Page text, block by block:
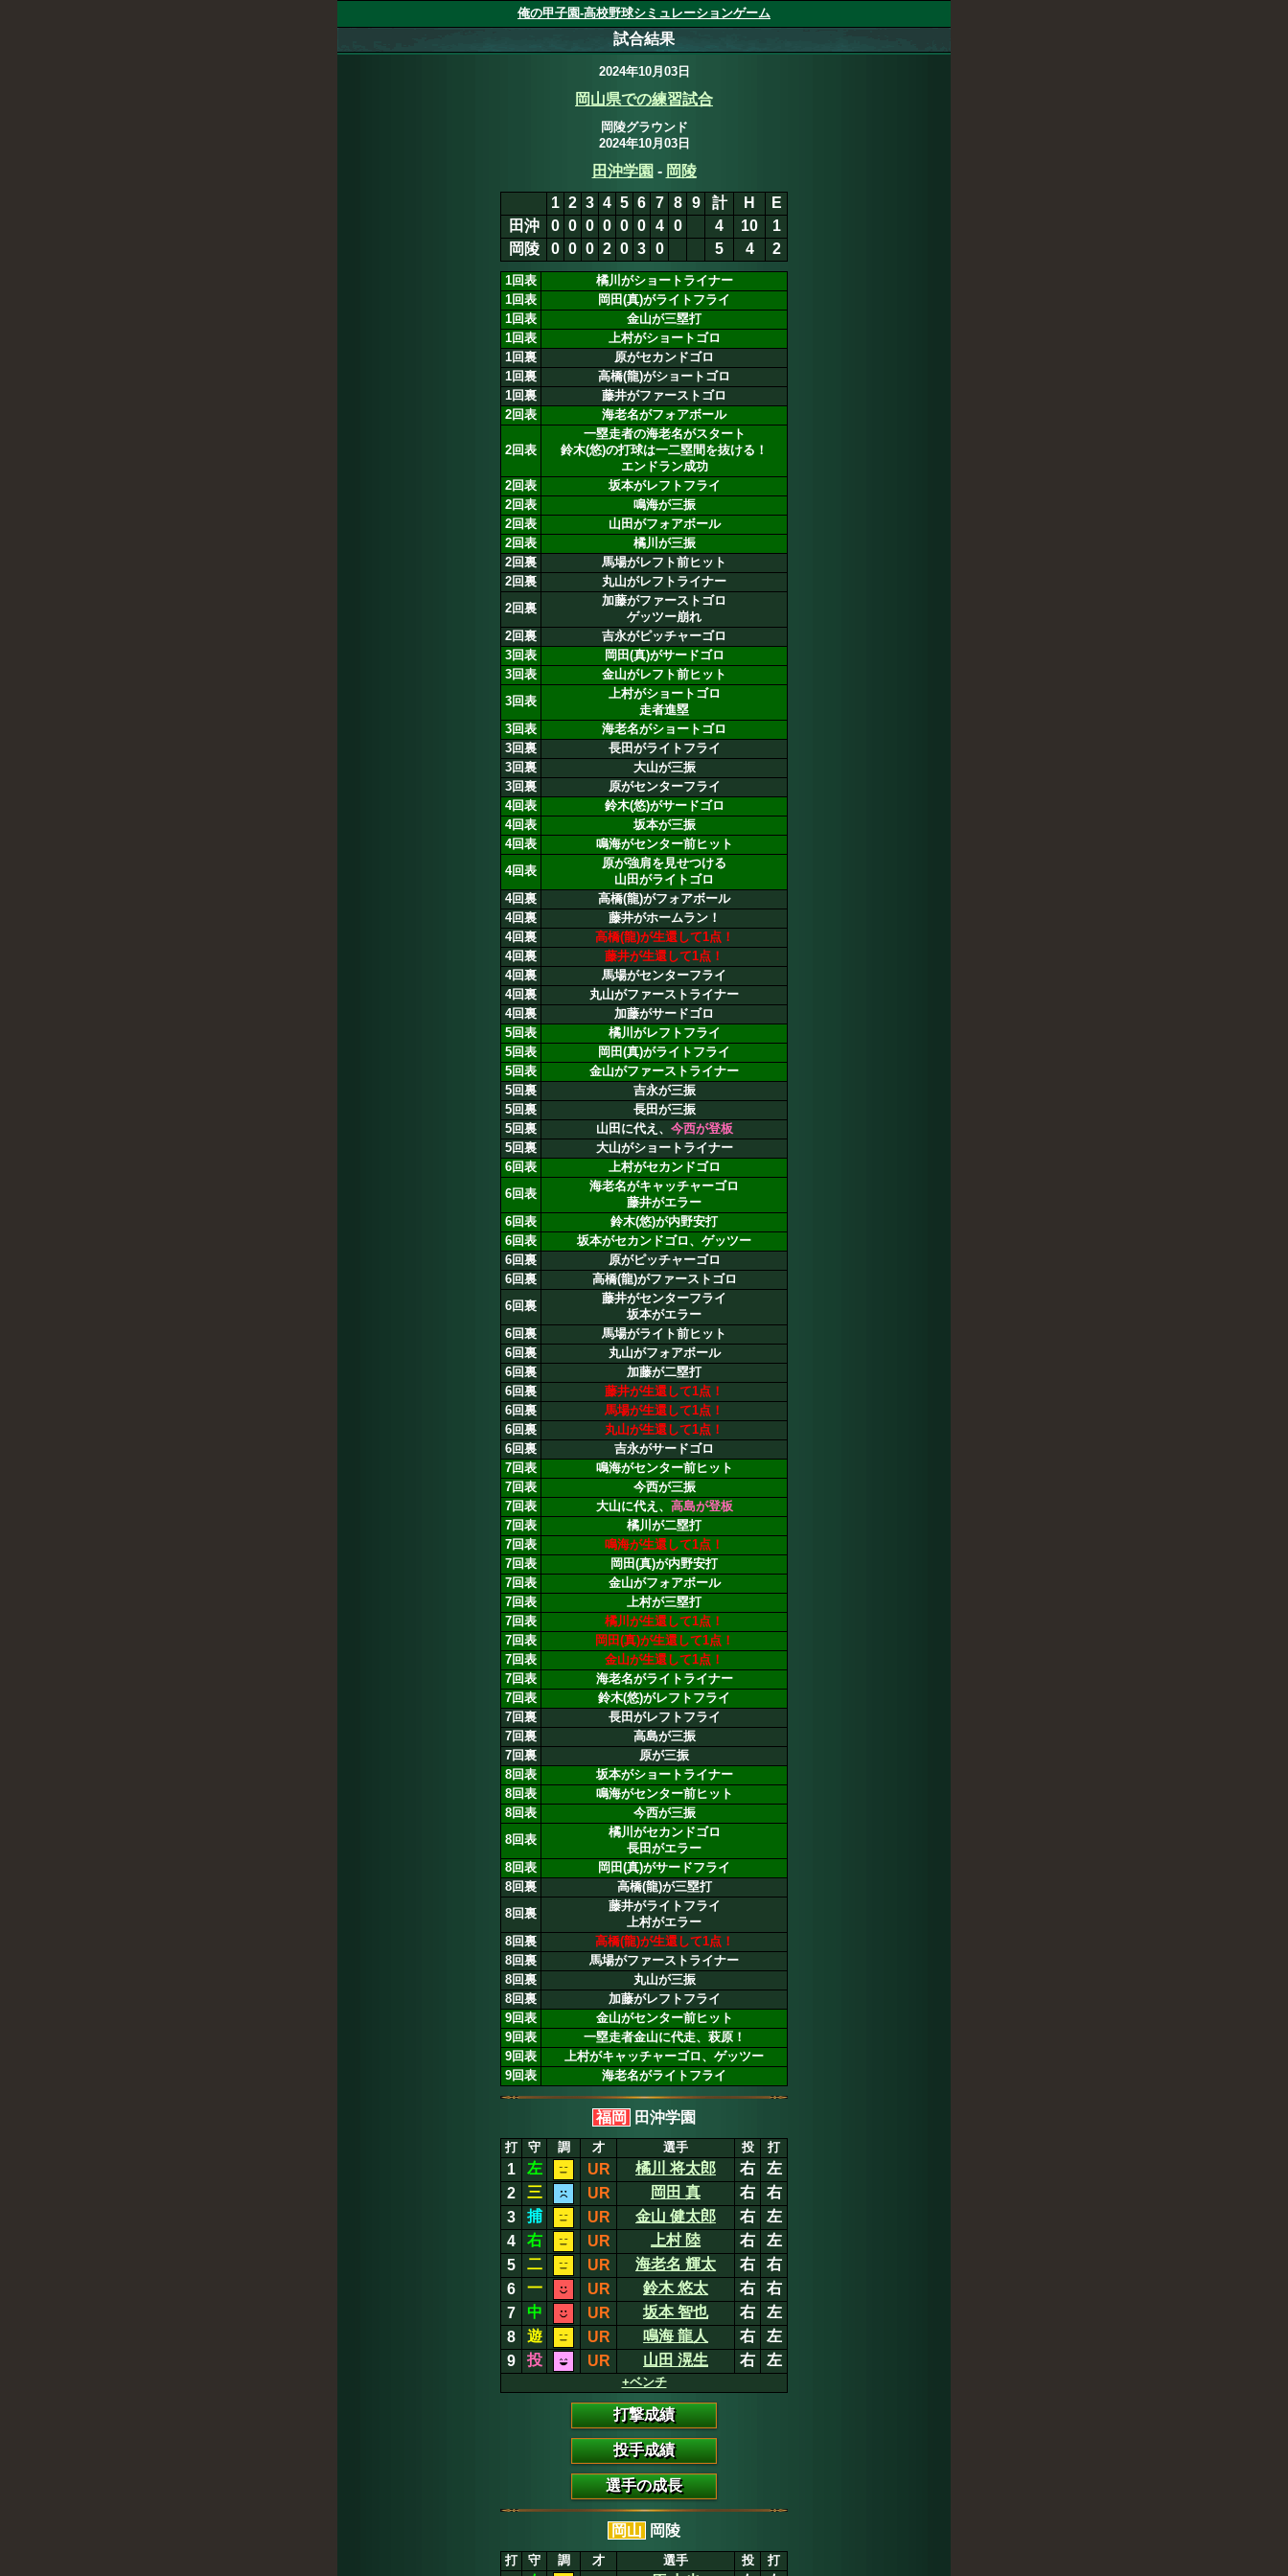
俺の甲子園-高校野球シミュレーションゲーム
試合結果
2024年10月03日
岡山県での練習試合
岡陵グラウンド
2024年10月03日
田沖学園 - 岡陵
1 2 3 4 5 6 7 8 9 計 H
E
田沖
0 0 0 0 0 0 4 0 4 11
2
岡陵
0 0 0 2 0 3 0 6 5 2
1回表
橘川がショートライナー
1回表
岡田(真)がライトフライ
1回表
金山が三塁打
1回表
上村がショートゴロ
1回裏
原がセカンドゴロ
1回裏
高橋(龍)がショートゴロ
1回裏
藤井がファーストゴロ
2回表
海老名がフォアボール
2回表
一塁走者の海老名がスタート
鈴木(悠)の打球は一二塁間を抜ける！
エンドラン成功
2回表
坂本がレフトフライ
2回表
鳴海が三振
2回表
山田がフォアボール
2回表
橘川が三振
2回裏
馬場がレフト前ヒット
2回裏
丸山がレフトライナー
2回裏
加藤がファーストゴロ
ゲッツー崩れ
2回裏
吉永がピッチャーゴロ
3回表
岡田(真)がサードゴロ
3回表
金山がレフト前ヒット
3回表
上村がショートゴロ
走者進塁
3回表
海老名がショートゴロ
3回裏
長田がライトフライ
3回裏
大山が三振
3回裏
原がセンターフライ
4回表
鈴木(悠)がサードゴロ
4回表
坂本が三振
4回表
鳴海がセンター前ヒット
4回表
原が強肩を見せつける
山田がライトゴロ
4回裏
高橋(龍)がフォアボール
4回裏
藤井がホームラン！
4回裏
高橋(龍)が生還して1点！
4回裏
藤井が生還して1点！
4回裏
馬場がセンターフライ
4回裏
丸山がファーストライナー
4回裏
加藤がサードゴロ
5回表
橘川がレフトフライ
5回表
岡田(真)がライトフライ
5回表
金山がファーストライナー
5回裏
吉永が三振
5回裏
長田が三振
5回裏
山田に代え、 今西が登板
5回裏
大山がショートライナー
6回表
上村がセカンドゴロ
6回表
海老名がキャッチャーゴロ
藤井がエラー
6回表
鈴木(悠)が内野安打
6回表
坂本がセカンドゴロ、ゲッツー
6回裏
原がピッチャーゴロ
6回裏
高橋(龍)がファーストゴロ
6回裏
藤井がセンターフライ
坂本がエラー
6回裏
馬場がライト前ヒット
6回裏
丸山がフォアボール
6回裏
加藤が二塁打
6回裏
藤井が生還して1点！
6回裏
馬場が生還して1点！
6回裏
丸山が生還して1点！
6回裏
吉永がサードゴロ
7回表
鳴海がセンター前ヒット
7回表
今西が三振
7回表
大山に代え、 高島が登板
7回表
橘川が二塁打
7回表
鳴海が生還して1点！
7回表
岡田(真)が内野安打
7回表
金山がフォアボール
7回表
上村が三塁打
7回表
橘川が生還して1点！
7回表
岡田(真)が生還して1点！
7回表
金山が生還して1点！
7回表
海老名がライトライナー
7回表
鈴木(悠)がレフトフライ
7回裏
長田がレフトフライ
7回裏
高島が三振
7回裏
原が三振
8回表
坂本がショートライナー
8回表
鳴海がセンター前ヒット
8回表
今西が三振
8回表
橘川がセカンドゴロ
長田がエラー
8回表
岡田(真)がサードフライ
8回裏
高橋(龍)が三塁打
8回裏
藤井がライトフライ
上村がエラー
8回裏
高橋(龍)が生還して1点！
8回裏
馬場がファーストライナー
8回裏
丸山が三振
8回裏
加藤がレフトフライ
9回表
金山がセンター前ヒット
9回表
一塁走者金山に代走、萩原！
9回表
上村がキャッチャーゴロ、ゲッツー
9回表
海老名がライトフライ
福岡 田沖学園
打 守 調 才 選手 投 打
1 左 UR 橘川 将太郎 右
左
2
三 UR 岡田 真 右
右
3
捕 UR 金山 健太郎 右
左
4
右 UR 上村 陸 右
左
5
二 UR 海老名 輝太 右
右
6
一 UR 鈴木 悠太 右
右
7
中 UR 坂本 智也 右
左
8
遊 UR 鳴海 龍人 右
左
9
投 UR 山田 滉生 右 左
+ベンチ
打撃成績
投手成績
選手の成長
岡山 岡陵
打 守 調 才 選手 投 打